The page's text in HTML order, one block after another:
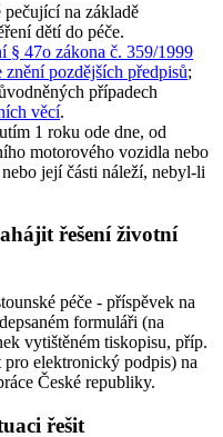
na základě
dětí do péče.
§ 47o zákona č. 359/1999
pozdějších předpisů;
případech
věcí.
1 roku ode dne, od
motorového vozidla nebo
její části náleží, nebyl-li
řešení životní
péče - příspěvek na
formuláři (na
vytištěném tiskopisu, příp.
elektronický podpis) na
České republiky.
řešit